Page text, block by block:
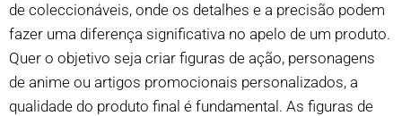
de coleccionáveis, onde os detalhes e a precisão podem
fazer uma diferença significativa no apelo de um produto.
Quer o objetivo seja criar figuras de ação, personagens
de anime ou artigos promocionais personalizados, a
qualidade do produto final é fundamental. As figuras de